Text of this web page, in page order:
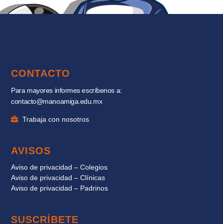
CONTACTO
Para mayores informes escríbenos a:
contacto@manoamiga.edu.mx
Trabaja con nosotros
AVISOS
Aviso de privacidad – Colegios
Aviso de privacidad – Clínicas
Aviso de privacidad – Padrinos
SUSCRÍBETE